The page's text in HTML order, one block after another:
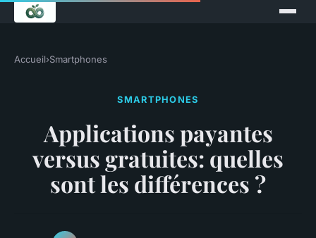
Accueil›Smartphones
SMARTPHONES
Applications payantes
versus gratuites: quelles
sont les différences ?